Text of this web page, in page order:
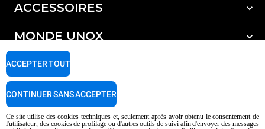
ACCESSOIRES
Tous les accessoires
Détergents pour lavage automatique
Détergents pour lavage manuel
Traitement de l'eau avec filtres à résine
MONDE UNOX
Nos bureaux dans le monde
SUPPORT
Garantie Unox
Ce site utilise des cookies techniques et, seulement après avoir obtenu le consentement de
l'utilisateur, des cookies de profilage ou d'autres outils de suivi afin d'envoyer des messages
ACCEPTER TOUT
CONTINUER SANS ACCEPTER